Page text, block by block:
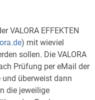
VALORA EFFEKTEN
) mit wieviel
sollen. Die VALORA
Prüfung per eMail der
überweist dann
die jeweilige